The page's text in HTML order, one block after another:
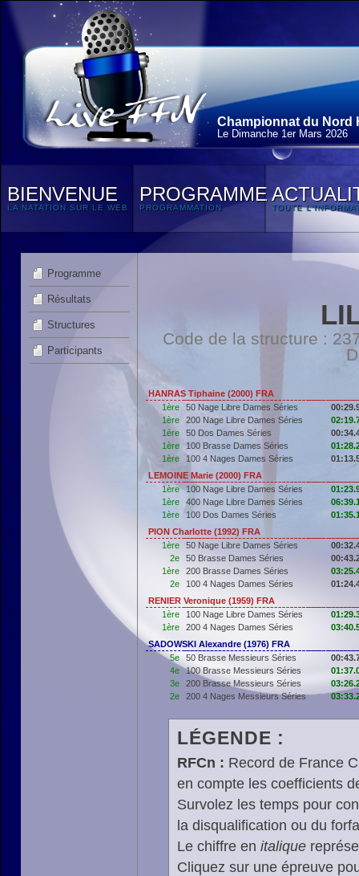
Championnat du Nord
Le Dimanche 1erMars 2026
BIENVENUE
LA NATATION SUR LE WEB
PROGRAMME
PROGRAMMATION TOUTE
Programme
Résultats
Structures
Participants
Code de la structure :
HANRAS Tiphaine (2000) FRA
1ère
50 Nage Libre Dames Séries
1ère
200 Nage Libre Dames Séries
1ère
50 Dos Dames Séries
1ère
100 Brasse Dames Séries
1ère
100 4 Nages Dames Séries
LEMOINE Marie (2000) FRA
1ère
100 Nage Libre Dames Séries
1ère
400 Nage Libre Dames Séries
1ère
100 Dos Dames Séries
PION Charlotte (1992) FRA
1ère
50 Nage Libre Dames Séries
2e
50 Brasse Dames Séries
1ère
200 Brasse Dames Séries
2e
100 4 Nages Dames Séries
RENIER Veronique (1959) FRA
1ère
100 Nage Libre Dames Séries
1ère
200 4 Nages Dames Séries
SADOWSKI Alexandre (1976) FRA
5e
50 Brasse Messieurs Séries
4e
100 Brasse Messieurs Séries
3e
200 Brasse Messieurs Séries
2e
200 4 Nages Messieurs Séries
LÉGENDE :
RFCn : Record de France
en compte les coefficients
Survolez les temps pour
la disqualification ou du
Le chiffre en italique
Cliquez sur une épreuve